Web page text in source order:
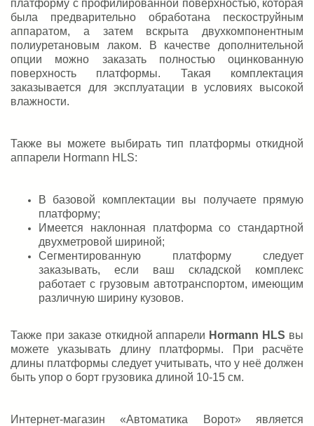
платформу с профилированной поверхностью, которая
была предварительно обработана пескоструйным
аппаратом, а затем вскрыта двухкомпонентным
полиуретановым лаком. В качестве дополнительной
опции можно заказать полностью оцинкованную
поверхность платформы. Такая комплектация
заказывается для эксплуатации в условиях высокой
влажности.
Также вы можете выбирать тип платформы откидной
аппарели Hormann HLS:
В базовой комплектации вы получаете прямую
платформу;
Имеется наклонная платформа со стандартной
двухметровой шириной;
Сегментированную платформу следует
заказывать, если ваш складской комплекс
работает с грузовым автотранспортом, имеющим
различную ширину кузовов.
Также при заказе откидной аппарели Hormann HLS вы
можете указывать длину платформы. При расчёте
длины платформы следует учитывать, что у неё должен
быть упор о борт грузовика длиной 10-15 см.
Интернет-магазин «Автоматика Ворот» является